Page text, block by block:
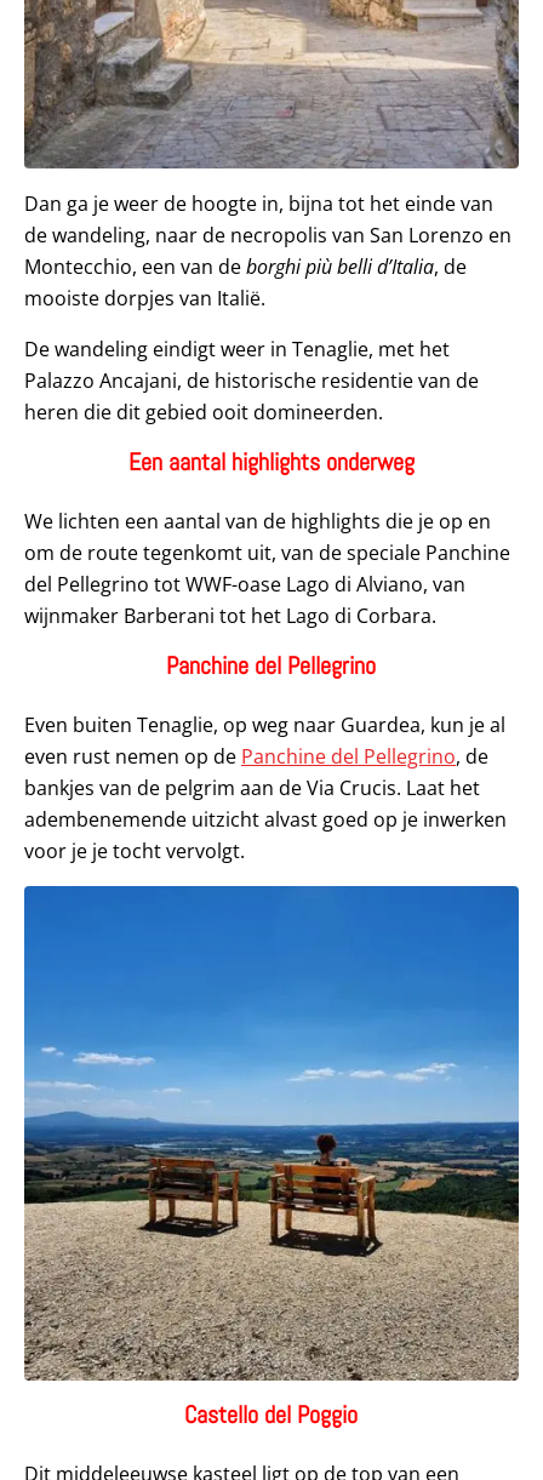
Dan ga je weer de hoogte in, bijna tot het einde van
de wandeling, naar de necropolis van San Lorenzo en
Montecchio, een van deborghi più belli d’Italia, de
mooiste dorpjes van Italië.
De wandeling eindigt weer in Tenaglie, met het
Palazzo Ancajani, de historische residentie van de
heren die dit gebied ooit domineerden.
Een aantal highlights onderweg
We lichten een aantal van de highlights die je op en
om de route tegenkomt uit, van de speciale Panchine
del Pellegrino tot WWF-oase Lago di Alviano, van
wijnmaker Barberani tot het Lago di Corbara.
Panchine del Pellegrino
Even buiten Tenaglie, op weg naar Guardea, kun je al
even rust nemen op de Panchine del Pellegrino, de
bankjes van de pelgrim aan de Via Crucis. Laat het
adembenemende uitzicht alvast goed op je inwerken
voor je je tocht vervolgt.
Castello del Poggio
Dit middeleeuwse kasteel ligt op de top van een